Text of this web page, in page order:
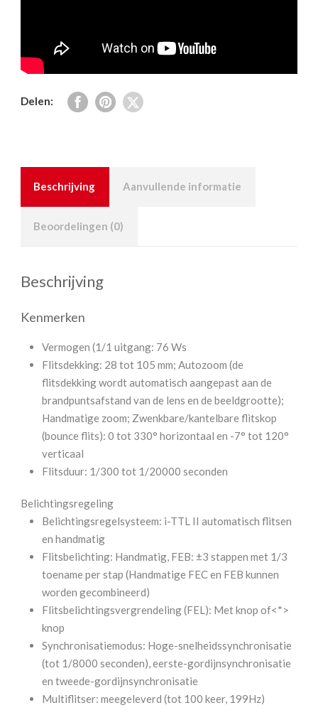
Delen:
Beschrijving Aanvullende informatie
Beoordelingen (0)
Beschrijving
Kenmerken
Vermogen (1/1 uitgang: 76 Ws
Flitsdekking: 28 tot 105 mm; Autozoom (de
flitsdekking wordt automatisch aangepast aan de
brandpuntsafstand van de lens en de beeldgrootte);
Handmatige zoom; Zwenkbare/kantelbare flitskop
(bounce flits): 0 tot 330° horizontaal en -7° tot 120°
verticaal
Flitsduur: 1/300 tot 1/20000 seconden
Belichtingsregeling
Belichtingsregelsysteem: i-TTL II automatisch flitsen
en handmatig
Flitsbelichting: Handmatig, FEB: ±3 stappen met 1/3
toename per stap (Handmatige FEC en FEB kunnen
worden gecombineerd)
Flitsbelichtingsvergrendeling (FEL): Met knop of<*>
knop
Synchronisatiemodus: Hoge-snelheidssynchronisatie
(tot 1/8000 seconden), eerste-gordijnsynchronisatie
en tweede-gordijnsynchronisatie
Multiflitser: meegeleverd (tot 100 keer, 199Hz)